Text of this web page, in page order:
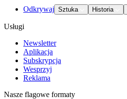
Odkrywaj Sztuka Historia
Usługi
Newsletter
Aplikacja
Subskrypcja
Wesprzyj
Reklama
Nasze flagowe formaty